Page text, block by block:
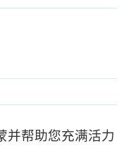
并帮助您充满活力